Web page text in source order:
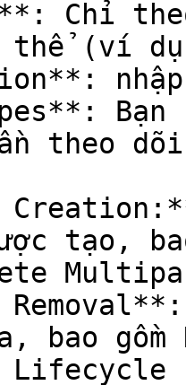
thể (ví
Bạn
theo
tạo, bao
bao gồm